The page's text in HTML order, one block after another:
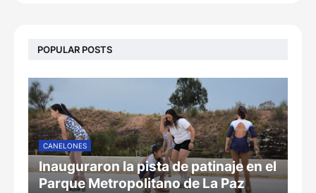
POPULAR POSTS
CANELONES
Inauguraron la pista de patinaje en el
Parque Metropolitano de La Paz